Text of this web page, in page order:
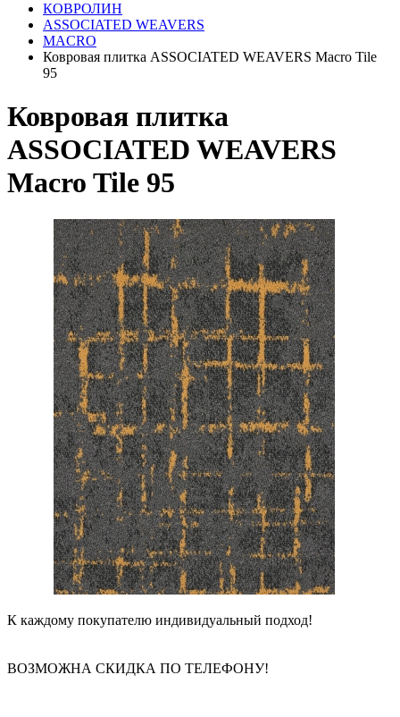
КОВРОЛИН
ASSOCIATED WEAVERS
MACRO
Ковровая плитка ASSOCIATED WEAVERS Macro Tile
95
Ковровая плитка
ASSOCIATED WEAVERS
Macro Tile 95
К каждому покупателю индивидуальный подход!
ВОЗМОЖНА СКИДКА ПО ТЕЛЕФОНУ!